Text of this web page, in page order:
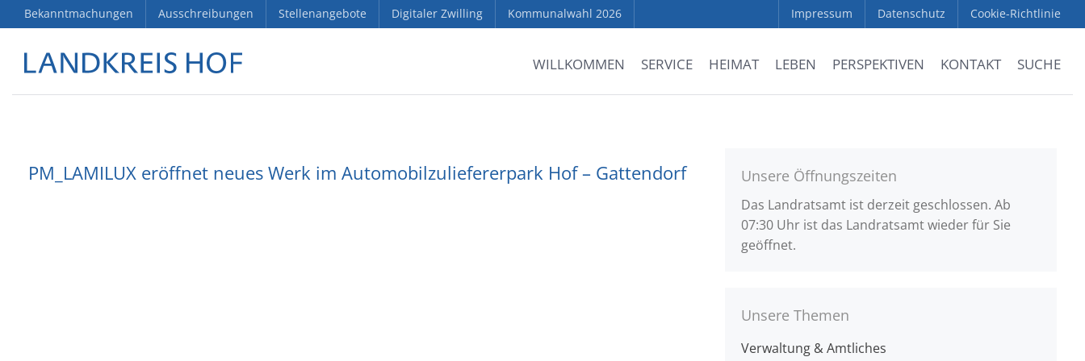
Bekanntmachungen Ausschreibungen Stellenangebote Digitaler Zwilling Kommunalwahl 2026 Impressum Datenschutz Cookie-Richtlinie
WILLKOMMEN SERVICE HEIMAT LEBEN PERSPEKTIVEN KONTAKT SUCHE
PM_LAMILUX eröffnet neues Werk im Automobilzuliefererpark Hof – Gattendorf Unsere Öffnungszeiten
Das Landratsamt ist derzeit geschlossen. Ab
07:30 Uhr ist das Landratsamt wieder für Sie
geöffnet.
Unsere Themen
Verwaltung & Amtliches